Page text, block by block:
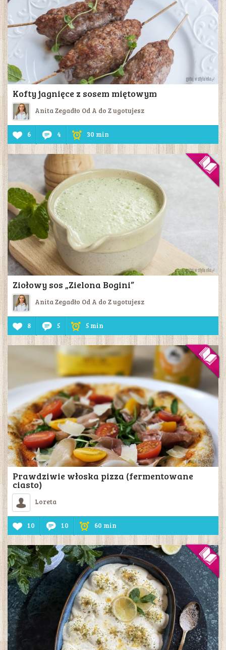
Kofty jagnięce z sosem miętowym
Anita Zegadło Od A do Z ugotujesz
6 4 30 min
Ziołowy sos „Zielona Bogini”
Anita Zegadło Od A do Z ugotujesz
8 5 5 min
Prawdziwie włoska pizza (fermentowane
ciasto)
Loreta
10 10 60 min